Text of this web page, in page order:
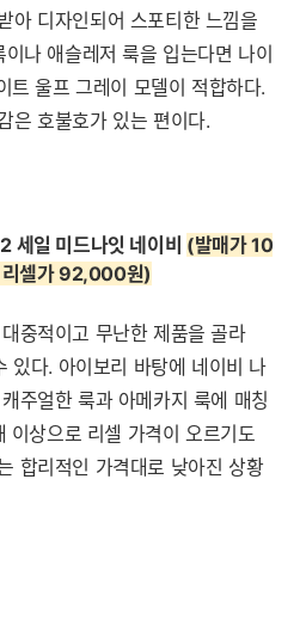
아 디자인되어 스포티한 느낌을
나 애슬레저 룩을 입는다면 나이
트 울프 그레이 모델이 적합하다.
은 호불호가 있는 편이다.
세일 미드나잇 네이비 (발매가 10
셀가 92,000원)
중적이고 무난한 제품을 골라
있다. 아이보리 바탕에 네이비 나
주얼한 룩과 아메카지 룩에 매칭
이상으로 리셀 가격이 오르기도
합리적인 가격대로 낮아진 상황